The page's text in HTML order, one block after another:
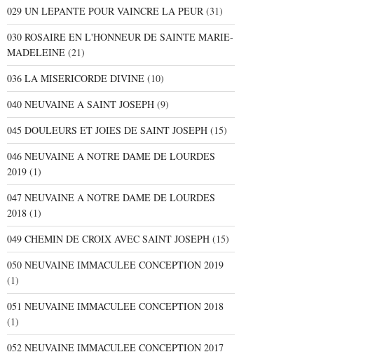
029 UN LEPANTE POUR VAINCRE LA PEUR(31)
030 ROSAIRE EN L'HONNEUR DE SAINTE MARIE-
MADELEINE(21)
036 LA MISERICORDE DIVINE(10)
040 NEUVAINE A SAINT JOSEPH(9)
045 DOULEURS ET JOIES DE SAINT JOSEPH(15)
046 NEUVAINE A NOTRE DAME DE LOURDES
2019(1)
047 NEUVAINE A NOTRE DAME DE LOURDES
2018(1)
049 CHEMIN DE CROIX AVEC SAINT JOSEPH(15)
050 NEUVAINE IMMACULEE CONCEPTION 2019
(1)
051 NEUVAINE IMMACULEE CONCEPTION 2018
(1)
052 NEUVAINE IMMACULEE CONCEPTION 2017